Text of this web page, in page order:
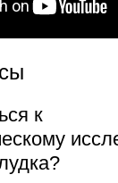
к